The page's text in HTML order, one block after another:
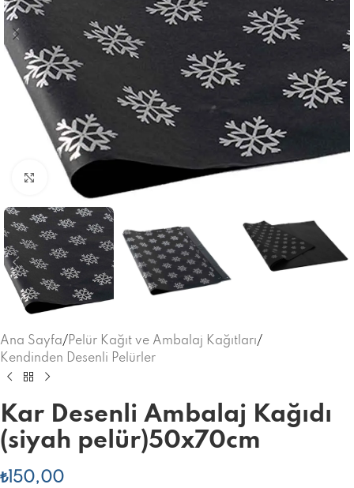
Büyütmek için tıklayınız
Ana Sayfa/Pelür Kağıt ve Ambalaj Kağıtları/
Kendinden Desenli Pelürler
Kar Desenli Ambalaj Kağıdı
(siyah pelür)50x70cm
₺150,00